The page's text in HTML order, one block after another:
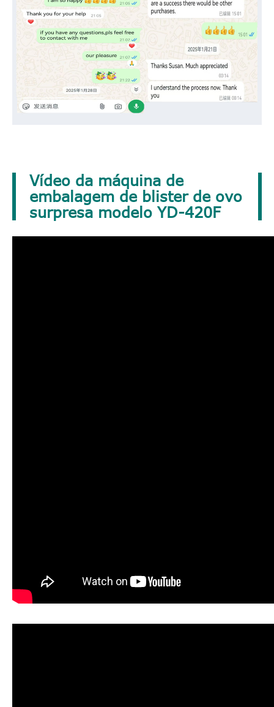
Vídeo da máquina de
embalagem de blister de ovo
surpresa modelo YD-420F